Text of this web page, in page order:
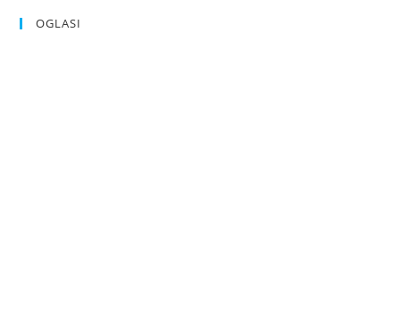
OGLASI